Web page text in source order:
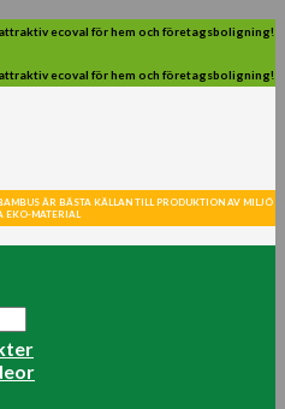
ecoval för hem och företagsboligning!
ecoval för hem och företagsboligning!
ÄR BÄSTA KÄLLAN TILL PRODUKTION AV MILJÖ
EKO-MATERIAL